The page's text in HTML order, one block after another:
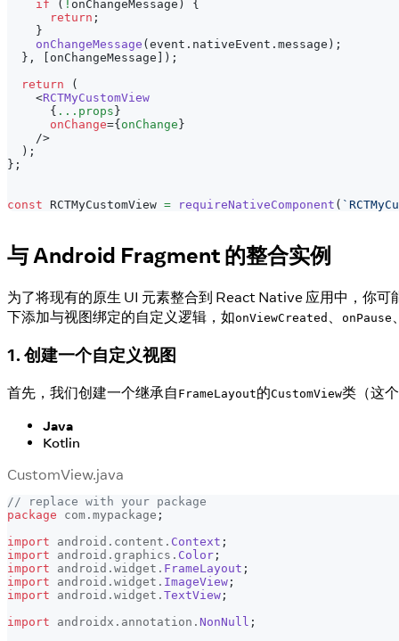
if
( ! onChangeMessage )
{
return ;
}
onChangeMessage ( event . nativeEvent . message ) ;
} , onChangeMessage ) ;
return
(
<RCTMyCustomView
{ ... props }
onChange={ onChange }
/>
) ;
} ;
const RCTMyCustomView = requireNativeComponent ( `
与 Android Fragment 的整合实例
为了将现有的原生 UI 元素整合到 React Native 应用中，你
下添加与视图绑定的自定义逻辑，如onViewCreated onPause
1. 创建一个自定义视图
首先，我们创建一个继承自 FrameLayout的CustomView类（这
Java
Kotlin
CustomView.java
// replace with your package
package
com . mypackage ;
import
android . content . Context ;
import
android . graphics . Color ;
import
android . widget . FrameLayout ;
import
android . widget . ImageView ;
import
android . widget . TextView ;
import
androidx . annotation . NonNull ;